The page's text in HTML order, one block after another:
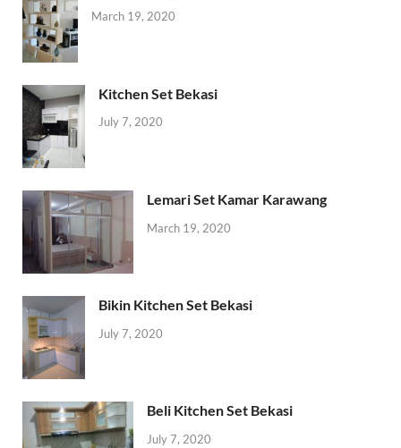
March 19, 2020
Kitchen Set Bekasi
July 7, 2020
Lemari Set Kamar Karawang
March 19, 2020
Bikin Kitchen Set Bekasi
July 7, 2020
Beli Kitchen Set Bekasi
July 7, 2020